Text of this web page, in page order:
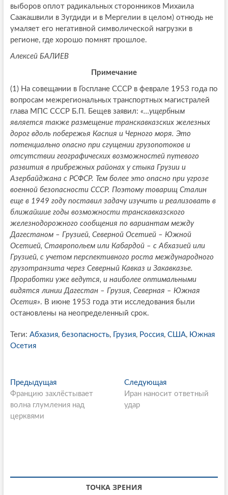
выборов оплот радикальных сторонников Михаила
Саакашвили в Зугдиди и в Мергелии в целом) отнюдь не
умаляет его негативной символической нагрузки в
регионе, где хорошо помнят прошлое.
Алексей БАЛИЕВ
Примечание
(1) На совещании в Госплане СССР в феврале 1953 года по
вопросам межрегиональных транспортных магистралей
глава МПС СССР Б.П. Бещев заявил: «…ущербным
является также размещение транскавказских железных
дорог вдоль побережья Каспия и Черного моря. Это
потенциально опасно при сгущении грузопотоков и
отсутствии географических возможностей путевого
развития в прибрежных районах у стыка Грузии и
Азербайджана с РСФСР. Тем более это опасно при угрозе
военной безопасности СССР. Поэтому товарищ Сталин
еще в 1949 году поставил задачу изучить и реализовать в
ближайшие годы возможности транскавказского
железнодорожного сообщения по вариантам между
Дагестаном – Грузией, Северной Осетией – Южной
Осетией, Ставропольем или Кабардой – с Абхазией или
Грузией, с учетом перспективного роста международного
грузотранзита через Северный Кавказ и Закавказье.
Проработки уже ведутся, и наиболее оптимальными
видятся линии Дагестан – Грузия, Северная – Южная
Осетия». В июне 1953 года эти исследования были
остановлены на неопределенный срок.
Теги: Абхазия, безопасность, Грузия, Россия, США, Южная
Осетия
P
o
s
v
ПредыдущаяП
р
е
Францию захлёстывает
волна глумления над
церквями
Следующая
л
Иран наносит ответный
удар
ТОЧКА ЗРЕНИЯ